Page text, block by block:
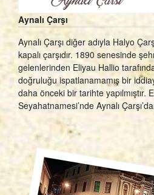
Aynalı Çarşı
Aynalı Çarşı diğer adıyla Halyo
kapalı çarşıdır. 1890 senesinde
gelenlerinden Eliyau Hallio
doğruluğu ispatlanamamış bir
daha önceki bir tarihte yapılmıştır.
Seyahatnamesi’nde Aynalı